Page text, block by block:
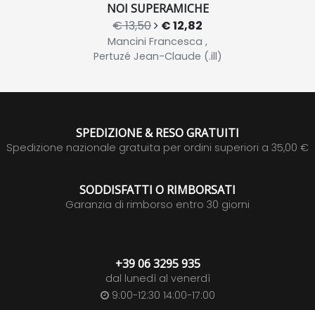
NOI SUPERAMICHE
€ 13,50 € 12,82
Mancini Francesca ,
Pertuzé Jean-Claude (.ill)
SPEDIZIONE & RESO GRATUITI
Spedizione nazionale gratuita per ordini superiori a 35,00 €
SODDISFATTI O RIMBORSATI
Garanzia di rimborso entro 30 giorni
+39 06 3295 935
dal lunedì al venerdì
9:00-12:30 14:00-17:00